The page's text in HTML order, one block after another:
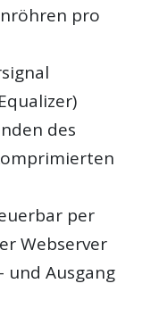
pro
des
per
Webserver
Ausgang